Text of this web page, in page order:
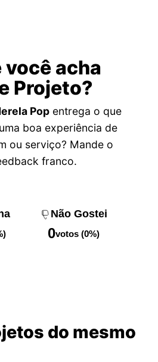
você acha
Projeto?
Popentrega o que
boa experiência de
ou serviço? Mande o
franco.
Não Gostei
0votos (0%)
do mesmo